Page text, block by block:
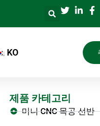
KO
제품 카테고리
미니 CNC 목공 선반